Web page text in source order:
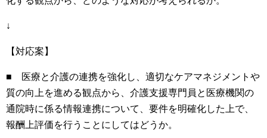
↓
【対応案】
■ 医療と介護の連携を強化し、適切なケアマネジメントや
質の向上を進める観点から、介護支援専門員と医療機関の
通院時に係る情報連携について、要件を明確化した上で、
報酬上評価を行うことにしてはどうか。